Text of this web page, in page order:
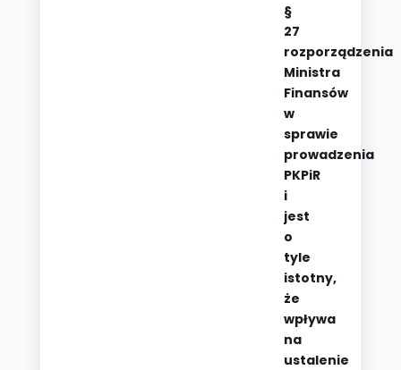
§
27
rozporządzenia
Ministra
Finansów
w
sprawie
prowadzenia
PKPiR
i
jest
o
tyle
istotny,
że
wpływa
na
ustalenie